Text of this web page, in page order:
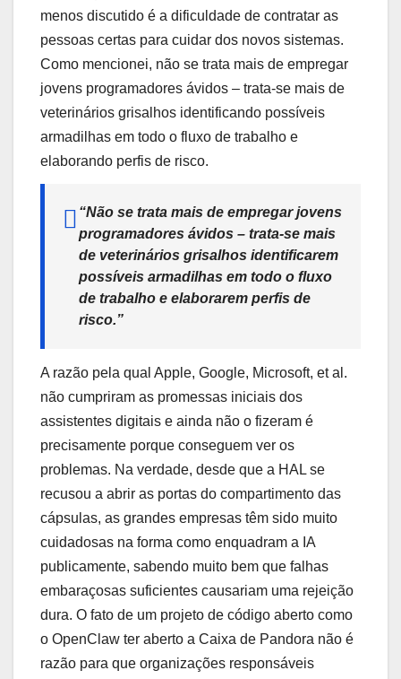
menos discutido é a dificuldade de contratar as
pessoas certas para cuidar dos novos sistemas.
Como mencionei, não se trata mais de empregar
jovens programadores ávidos – trata-se mais de
veterinários grisalhos identificando possíveis
armadilhas em todo o fluxo de trabalho e
elaborando perfis de risco.
“Não se trata mais de empregar jovens
programadores ávidos – trata-se mais
de veterinários grisalhos identificarem
possíveis armadilhas em todo o fluxo
de trabalho e elaborarem perfis de
risco.”
A razão pela qual Apple, Google, Microsoft, et al.
não cumpriram as promessas iniciais dos
assistentes digitais e ainda não o fizeram é
precisamente porque conseguem ver os
problemas. Na verdade, desde que a HAL se
recusou a abrir as portas do compartimento das
cápsulas, as grandes empresas têm sido muito
cuidadosas na forma como enquadram a IA
publicamente, sabendo muito bem que falhas
embaraçosas suficientes causariam uma rejeição
dura. O fato de um projeto de código aberto como
o OpenClaw ter aberto a Caixa de Pandora não é
razão para que organizações responsáveis ​​